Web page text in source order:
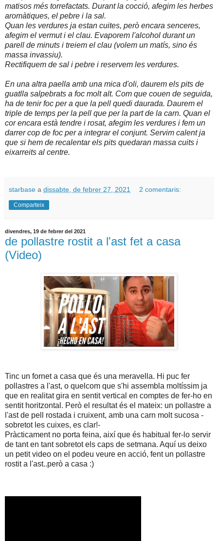
matisos més torrefactats. Durant la cocció, afegim les herbes
aromàtiques, el pebre i la sal.
Quan les verdures ja estan cuites, però encara senceres,
afegim el vermut i el clau. Evaporem l'alcohol durant un
parell de minuts i treiem el clau (volem un matís, sino és
massa invassiu).
Rectifiquem de sal i pebre i reservem les verdures.
En una altra paella amb una mica d'oli, daurem els pits de
guatlla salpebrats a foc molt alt. Com que couen de seguida,
ha de tenir foc per a que la pell quedi daurada. Daurem el
triple de temps per la pell que per la part de la carn. Quan el
cor encara està tendre i rosat, afegim les verdures i fem un
darrer cop de foc per a integrar el conjunt. Servim calent ja
que si hem de recalentar els pits quedaran massa cuits i
eixarreits al centre.
starbase a dissabte, de febrer 27, 2021 2 comentaris:
Comparteix
divendres, 19 de febrer del 2021
de pollastre rostit a l'ast fet a casa
(Video)
Tinc un fornet a casa que és una meravella. Hi puc fer
pollastres a l'ast, o quelcom que s'hi assembla moltíssim ja
que en realitat gira en sentit vertical en comptes de fer-ho en
sentit horitzontal. Però el resultat és el mateix: un pollastre a
l'ast de pell rostada i cruixent, amb una carn molt sucosa -
sobretot les cuixes, es clar!-
Pràcticament no porta feina, així que és habitual fer-lo servir
de tant en tant sobretot els caps de setmana. Aquí us deixo
un petit video on el podeu veure en acció, fent un pollastre
rostit a l'ast..però a casa :)